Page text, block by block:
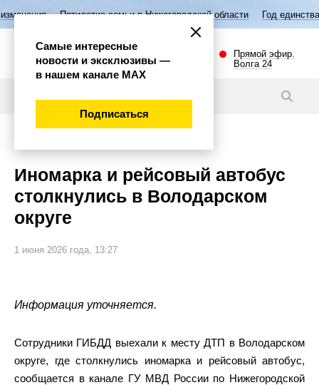
семьи в Нижегородской области Год единства народов России
Прямой эфир.
Волга 24
Иномарка и рейсовый автобус
столкнулись в Володарском
округе
1 июня 2026 года, 13:27
Информация уточняется.
Сотрудники ГИБДД выехали к месту ДТП в Володарском
округе, где столкнулись иномарка и рейсовый автобус,
сообщается в канале ГУ МВД России по Нижегородской
Самые интересные
новости и эксклюзивы —
в нашем канале МАХ
Подписаться